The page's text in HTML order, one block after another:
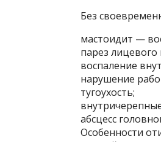
Без
мастоидит —
парез лицевого
воспаление
нарушение
тугоухость;
абсцесс
Особенности